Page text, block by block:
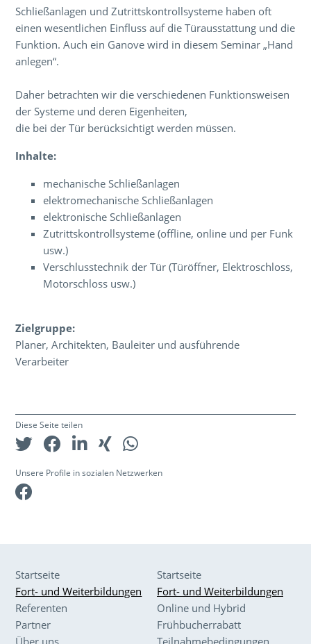
Schließanlagen und Zutrittskontrollsysteme haben oft
einen wesentlichen Einfluss auf die Türausstattung und die
Funktion. Auch ein Ganove wird in diesem Seminar „Hand
anlegen“.
Daher betrachten wir die verschiedenen Funktionsweisen
der Systeme und deren Eigenheiten,
die bei der Tür berücksichtigt werden müssen.
Inhalte:
mechanische Schließanlagen
elektromechanische Schließanlagen
elektronische Schließanlagen
Zutrittskontrollsysteme (offline, online und per Funk
usw.)
Verschlusstechnik der Tür (Türöffner, Elektroschloss,
Motorschloss usw.)
Zielgruppe:
Planer, Architekten, Bauleiter und ausführende
Verarbeiter
Diese Seite teilen
Unsere Profile in sozialen Netzwerken
Startseite
Fort- und Weiterbildungen
Referenten
Partner
Startseite
Fort- und Weiterbildungen
Online und Hybrid
Frühbucherrabatt